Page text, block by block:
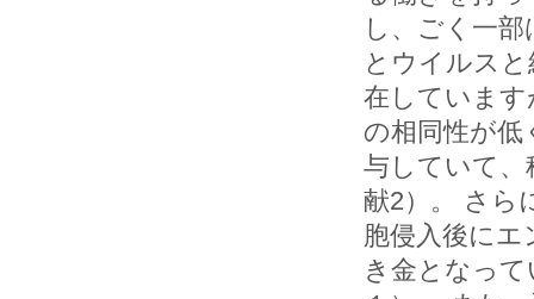
し、ごく一
とウイルス
在していま
の相同性が
与していて
献2）。 さら
胞侵入後に
き金となっ